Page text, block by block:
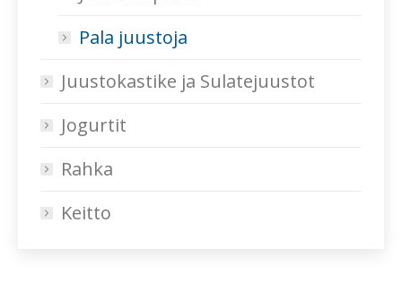
Pala juustoja
Juustokastike ja Sulatejuustot
Jogurtit
Rahka
Keitto